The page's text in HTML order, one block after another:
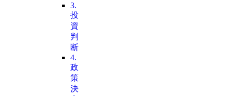
3.
投
資
判
断
4.
政
策
決